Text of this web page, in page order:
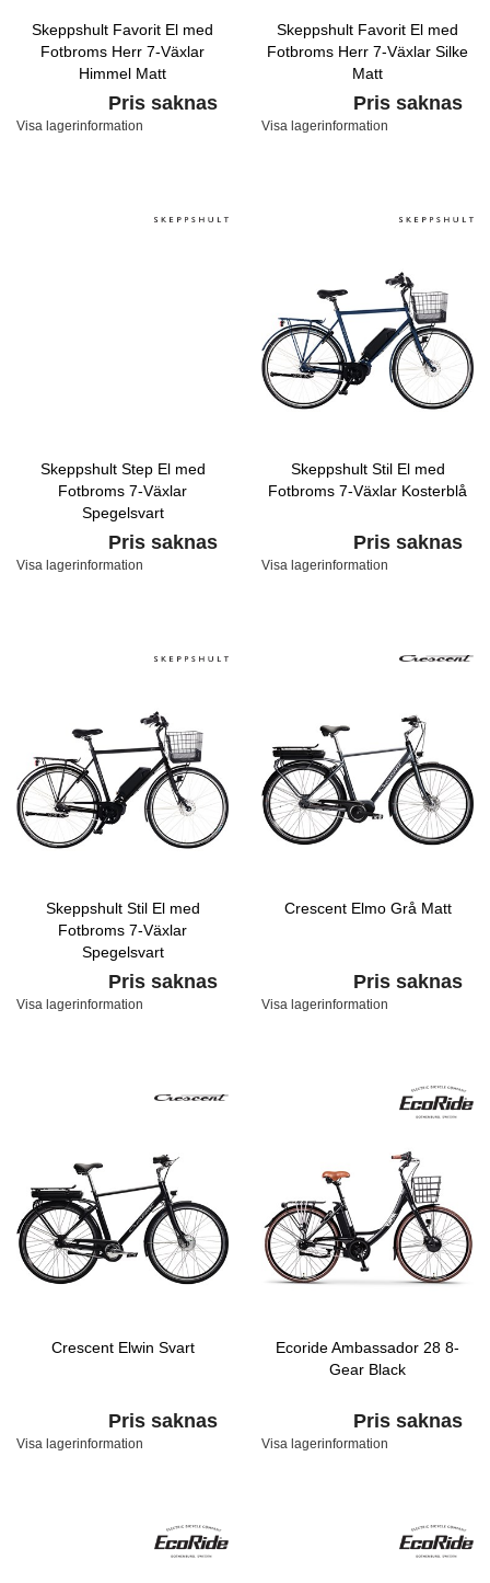
Skeppshult Favorit El med
Fotbroms Herr 7-Växlar
Himmel Matt
Pris saknas
Visa lagerinformation
Skeppshult Favorit El med
Fotbroms Herr 7-Växlar Silke
Matt
Pris saknas
Visa lagerinformation
Skeppshult Step El med
Fotbroms 7-Växlar
Spegelsvart
Pris saknas
Visa lagerinformation
Skeppshult Stil El med
Fotbroms 7-Växlar Kosterblå
Pris saknas
Visa lagerinformation
Skeppshult Stil El med
Fotbroms 7-Växlar
Spegelsvart
Pris saknas
Visa lagerinformation
Crescent Elmo Grå Matt
Pris saknas
Visa lagerinformation
Crescent Elwin Svart
Pris saknas
Visa lagerinformation
Ecoride Ambassador 28 8-
Gear Black
Pris saknas
Visa lagerinformation